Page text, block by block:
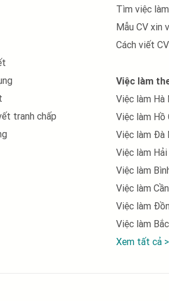
nhập khẩu
xử lý chất thải
kế, mỹ thuật
sự
dựng
hàng, chứng khoán, đầu tư
tranh chấp
Tìm việc làm
Mẫu CV xin
Cách viết CV
Việc làm
Việc làm Hà
Việc làm Hồ
Việc làm Đà
Việc làm
Việc làm
Việc làm
Việc làm
Việc làm
Xem tất cả